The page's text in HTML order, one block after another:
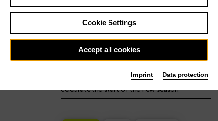
Sat29.8.
Ballet Main stage Staatsballett Berlin
12:00 Eröffnungswochenende
Deutsche Oper Berlin opens its doors to
celebrate the start of the new season
Cookie Settings
Accept all cookies
Imprint Data protection